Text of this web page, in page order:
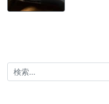
検索: